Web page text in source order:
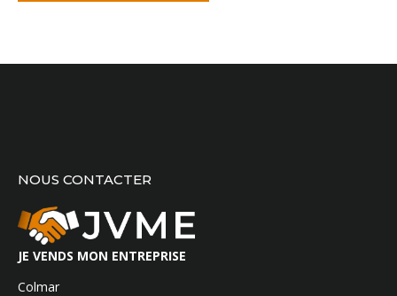
NOUS CONTACTER
JE VENDS MON ENTREPRISE
Colmar